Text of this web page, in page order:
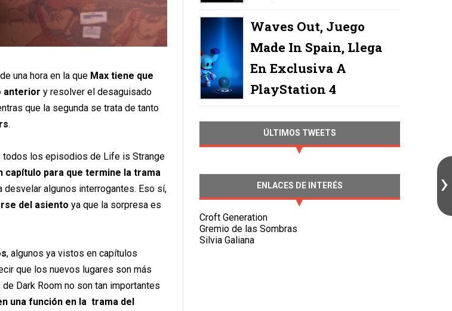
una hora en la que Max tiene que
anterior y resolver el desaguisado
que la segunda se trata de tanto
.
todos los episodios de Life is Strange
capítulo para que termine la trama
algunos interrogantes. Eso sí,
del asiento ya que la sorpresa es
, algunos ya vistos en capítulos
que los nuevos lugares son más
Dark Room no son tan importantes
una función en la trama del
Waves Out, Juego
Made In Spain, Llega
En Exclusiva A
PlayStation 4
ÚLTIMOS TWEETS
ENLACES DE INTERÉS
Croft Generation
Gremio de las Sombras
Silvia Galiana